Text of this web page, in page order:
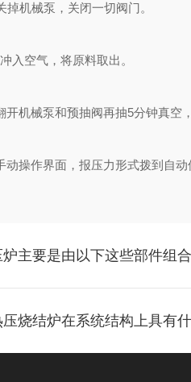
机械泵，关闭一切阀门。
空气，将原料取出。
械泵和预抽阀再抽5分钟真空
作界面，报压力形式拨到自动
主要是由以下这些部件组
烧结炉在系统结构上具有